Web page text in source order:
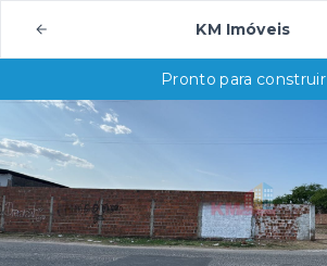
KM Imóveis
Pronto para construir